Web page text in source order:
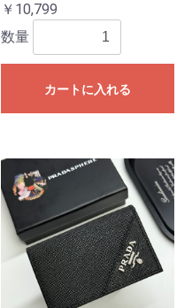
￥10,799
数量
カートに入れる